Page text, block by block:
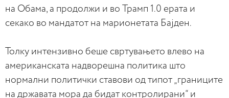
на Обама, а продолжи и во Трамп 1.0 ерата и
секако во мандатот на марионетата Бајден.
Толку интензивно беше свртувањето влево на
американската надворешна политика што
нормални политички ставови од типот „границите
на државата мора да бидат контролирани“ и